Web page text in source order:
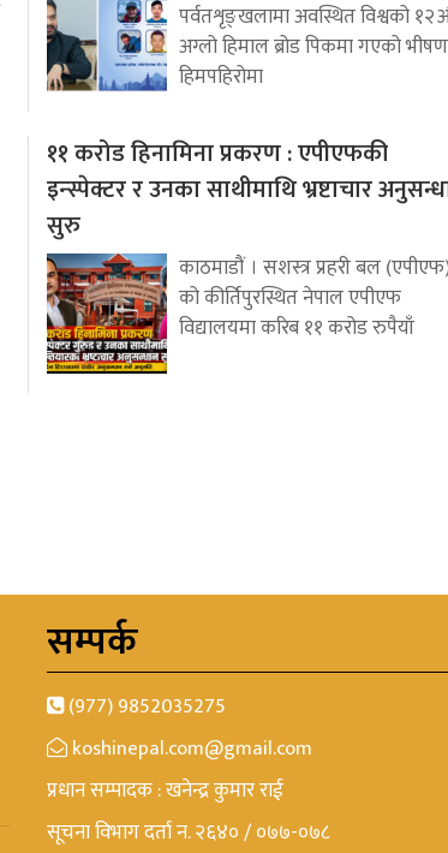
पर्वतशृङ्खलामा अवस्थित विश्वको
अग्लो हिमाल ब्रोड पिकमा गएको भीषण
हिमपहिरोमा
११ करोड हिनामिना प्रकरण : एपीएफकी
इन्स्पेक्टर र उनका साथीमाथि भ्रष्टाचार
सुरु
काठमाडौं । सशस्त्र प्रहरी बल
को कीर्तिपुरस्थित नेपाल एपीएफ
विद्यालयमा करिब ११ करोड रुपैयाँ
सम्पर्क
(977) 9852035275
koshinepal.com@gmail.com
प्रधान सम्पादक : खनेन्द्र कुमार राई
सूचना विभाग दर्ता न. २६४० / ०७७-०७८